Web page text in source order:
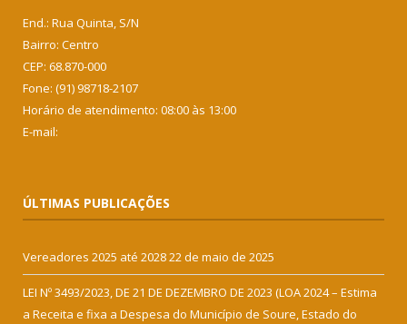
End.: Rua Quinta, S/N
Bairro: Centro
CEP: 68.870-000
Fone: (91) 98718-2107
Horário de atendimento: 08:00 às 13:00
E-mail:
ÚLTIMAS PUBLICAÇÕES
Vereadores 2025 até 202822 de maio de 2025
LEI Nº 3493/2023, DE 21 DE DEZEMBRO DE 2023 (LOA 2024 – Estima
a Receita e fixa a Despesa do Município de Soure, Estado do